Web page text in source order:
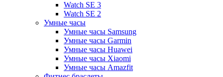
Watch SE 3
Watch SE 2
Умные часы
Умные часы Samsung
Умные часы Garmin
Умные часы Huawei
Умные часы Xiaomi
Умные часы Amazfit